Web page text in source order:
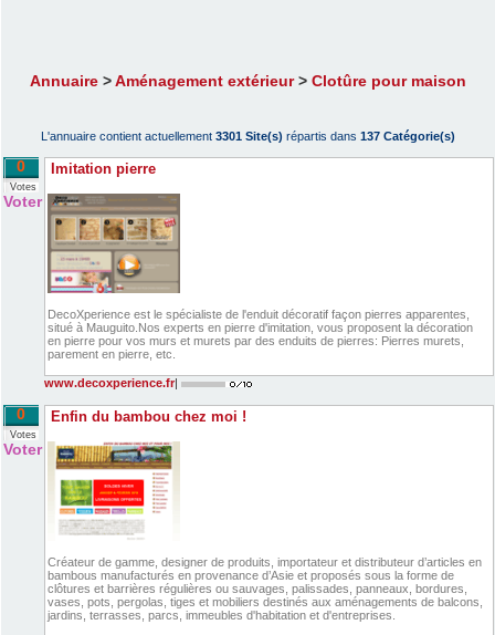
Annuaire>Aménagement extérieur> Clotûre pour maison
L'annuaire contient actuellement 3301 Site(s) répartis dans 137 Catégorie(s)
0
Votes
Voter
Imitation pierre
DecoXperience est le spécialiste de l'enduit décoratif façon pierres apparentes,
situé à Mauguito.Nos experts en pierre d'imitation, vous proposent la décoration
en pierre pour vos murs et murets par des enduits de pierres: Pierres murets,
parement en pierre, etc.
www.decoxperience.fr|
0
Votes
Voter
Enfin du bambou chez moi !
Créateur de gamme, designer de produits, importateur et distributeur d’articles en
bambous manufacturés en provenance d’Asie et proposés sous la forme de
clôtures et barrières régulières ou sauvages, palissades, panneaux, bordures,
vases, pots, pergolas, tiges et mobiliers destinés aux aménagements de balcons,
jardins, terrasses, parcs, immeubles d'habitation et d'entreprises.